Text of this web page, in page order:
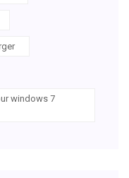
windows 7